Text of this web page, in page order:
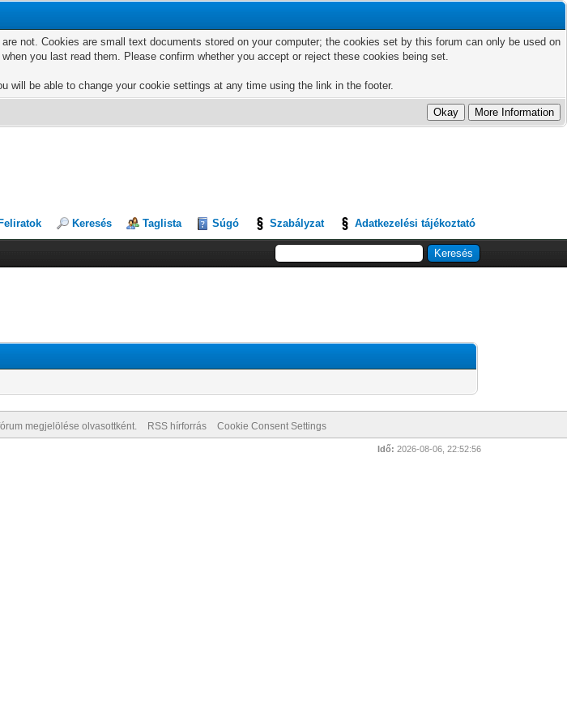
not. Cookies are small text documents stored on your computer; the cookies set by this forum can only be used on
you last read them. Please confirm whether you accept or reject these cookies being set.
will be able to change your cookie settings at any time using the link in the footer.
Feliratok Keresés Taglista Súgó Szabályzat Adatkezelési tájékoztató
megjelölése olvasottként. RSS hírforrás Cookie Consent Settings
Idő: 2026-08-06, 22:52:56